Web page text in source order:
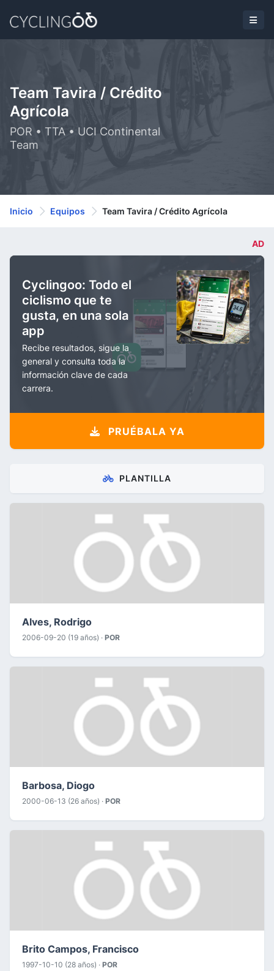
Team Tavira / Crédito
Agrícola
POR • TTA • UCI Continental
Team
Inicio Equipos Team Tavira / Crédito Agrícola
AD
Cyclingoo: Todo el
ciclismo que te
gusta, en una sola
app
Recibe resultados, sigue la
general y consulta toda la
información clave de cada
carrera.
PRUÉBALA YA
PLANTILLA
Alves, Rodrigo
2006-09-20 (19 años) · POR
Barbosa, Diogo
2000-06-13 (26 años) · POR
Brito Campos, Francisco
1997-10-10 (28 años) · POR